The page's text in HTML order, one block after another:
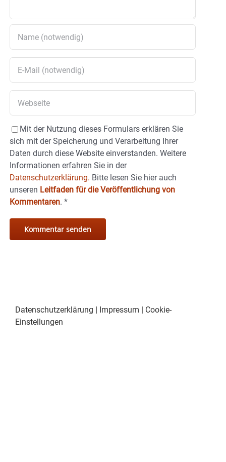
Mit der Nutzung dieses Formulars erklären Sie
sich mit der Speicherung und Verarbeitung Ihrer
Daten durch diese Website einverstanden. Weitere
Informationen erfahren Sie in der
Datenschutzerklärung. Bitte lesen Sie hier auch
unseren Leitfaden für die Veröffentlichung von
Kommentaren. *
Datenschutzerklärung Impressum
Cookie-
Einstellungen